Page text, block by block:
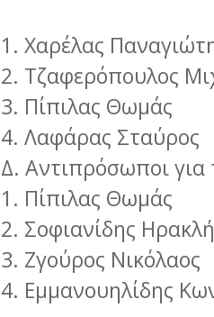
1. Χαρέλας
2. Τζαφερόπουλος
3. Πίπιλας Θωμάς
4. Λαφάρας Σταύρος
Δ. Αντιπρόσωποι για
1. Πίπιλας Θωμάς
2. Σοφιανίδης
3. Ζγούρος Νικόλαος
4. Εμμανουηλίδης